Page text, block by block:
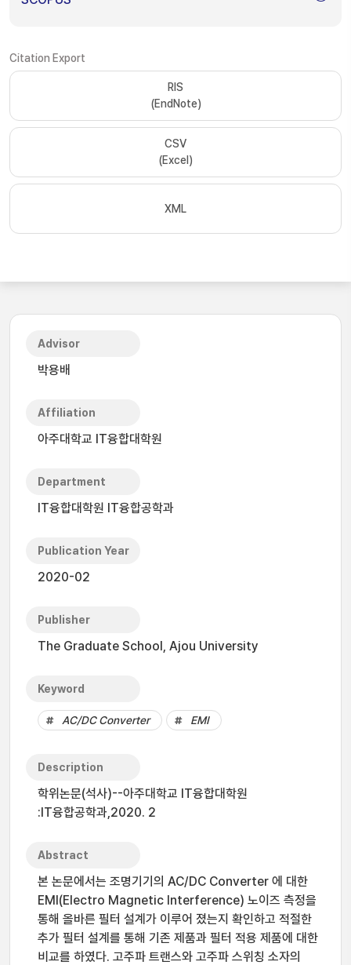
Citation Export
RIS
(EndNote)
CSV
(Excel)
XML
Advisor
박용배
Affiliation
아주대학교 IT융합대학원
Department
IT융합대학원 IT융합공학과
Publication Year
2020-02
Publisher
The Graduate School, Ajou University
Keyword
AC/DC Converter EMI
Description
학위논문(석사)--아주대학교 IT융합대학원
:IT융합공학과,2020. 2
Abstract
본 논문에서는 조명기기의 AC/DC Converter 에 대한
EMI(Electro Magnetic Interference) 노이즈 측정을
통해 올바른 필터 설계가 이루어 졌는지 확인하고 적절한
추가 필터 설계를 통해 기존 제품과 필터 적용 제품에 대한
비교를 하였다. 고주파 트랜스와 고주파 스위칭 소자의